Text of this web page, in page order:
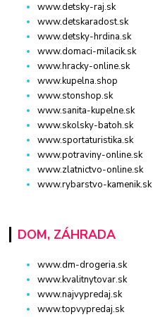
www.detsky-raj.sk
www.detskaradost.sk
www.detsky-hrdina.sk
www.domaci-milacik.sk
www.hracky-online.sk
www.kupelna.shop
www.stonshop.sk
www.sanita-kupelne.sk
www.skolsky-batoh.sk
www.sportaturistika.sk
www.potraviny-online.sk
www.zlatnictvo-online.sk
www.rybarstvo-kamenik.sk
DOM, ZÁHRADA
www.dm-drogeria.sk
www.kvalitnytovar.sk
www.najvypredaj.sk
www.topvypredaj.sk